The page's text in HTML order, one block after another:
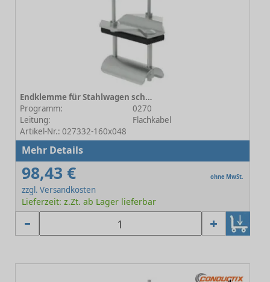
Endklemme für Stahlwagen schwere Baureihe 160x048
Programm:
0270
Leitung:
Flachkabel
Artikel-Nr.: 027332-160x048
Mehr Details
98,43 € ohne MwSt.
zzgl. Versandkosten
Lieferzeit: z.Zt. ab Lager lieferbar